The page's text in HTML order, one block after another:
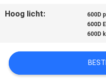
Hoog licht: 600D
600D
600D